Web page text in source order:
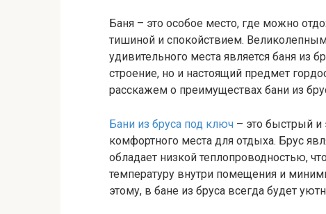
Баня – это особое место, где можно
тишиной и спокойствием.
удивительного места является баня из
строение, но и настоящий предмет
расскажем о преимуществах бани из
Бани из бруса под ключ – это быстрый и
комфортного места для отдыха. Брус
обладает низкой теплопроводностью,
температуру внутри помещения и
этому, в бане из бруса всегда будет